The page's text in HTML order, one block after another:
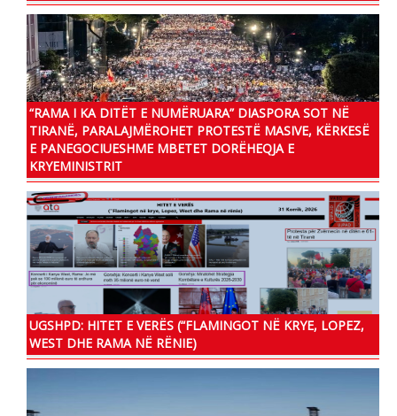
“RAMA I KA DITËT E NUMËRUARA” DIASPORA SOT NË
TIRANË, PARALAJMËROHET PROTESTË MASIVE, KËRKESË
E PANEGOCIUESHME MBETET DORËHEQJA E
KRYEMINISTRIT
UGSHPD: HITET E VERËS (“FLAMINGOT NË KRYE, LOPEZ,
WEST DHE RAMA NË RËNIE)